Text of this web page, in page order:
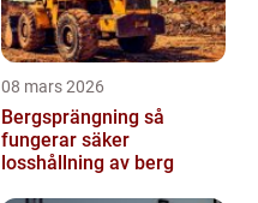
08 mars 2026
Bergsprängning så
fungerar säker
losshållning av berg